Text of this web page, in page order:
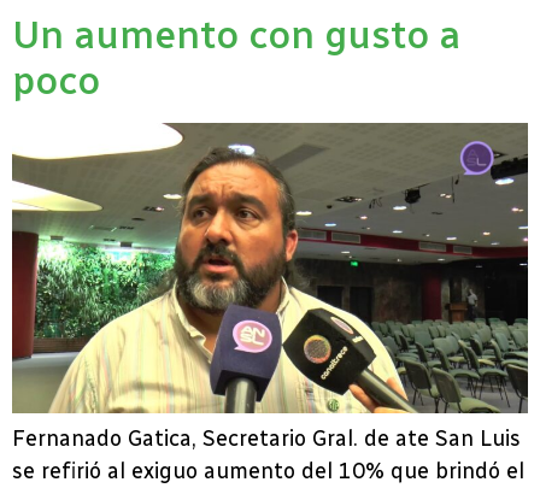
Un aumento con gusto a
poco
Fernanado Gatica, Secretario Gral. de ate San Luis
se refirió al exiguo aumento del 10% que brindó el